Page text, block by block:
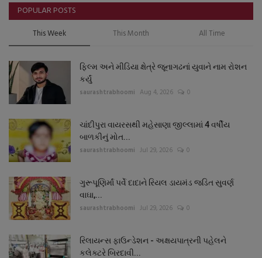
POPULAR POSTS
This Week This Month All Time
ફિલ્મ અને મીડિયા ક્ષેત્રે જૂનાગઢનાં યુવાને નામ રોશન
કર્યું
saurashtrabhoomi Aug 4, 2026 0
ચાંદીપુરા વાયરસથી મહેસાણા જીલ્લામાં 4 વર્ષીય
બાળકીનું મોત...
saurashtrabhoomi Jul 29, 2026 0
ગુરૂપૂણિર્માં પર્વે દાદાને રિયલ ડાયમંડ જડિત સુવર્ણ
વાઘા,...
saurashtrabhoomi Jul 29, 2026 0
રિલાયન્સ ફાઉન્ડેશન - અક્ષયપાત્રની પહેલને
કલેક્ટરે બિરદાવી...